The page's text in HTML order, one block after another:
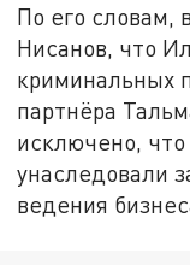
По его словам,
Нисанов, что
криминальных
партнёра
исключено,
унаследовали
ведения